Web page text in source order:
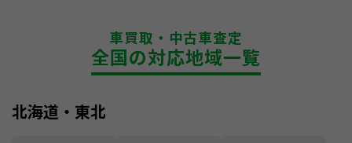
車買取・中古車査定
全国の対応地域一覧
北海道・東北